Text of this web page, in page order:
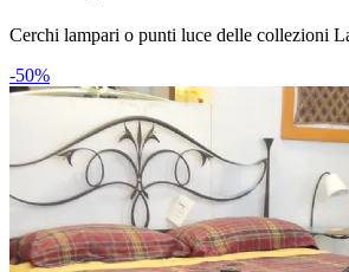
Cerchi lampari o punti luce delle collezioni
-50%